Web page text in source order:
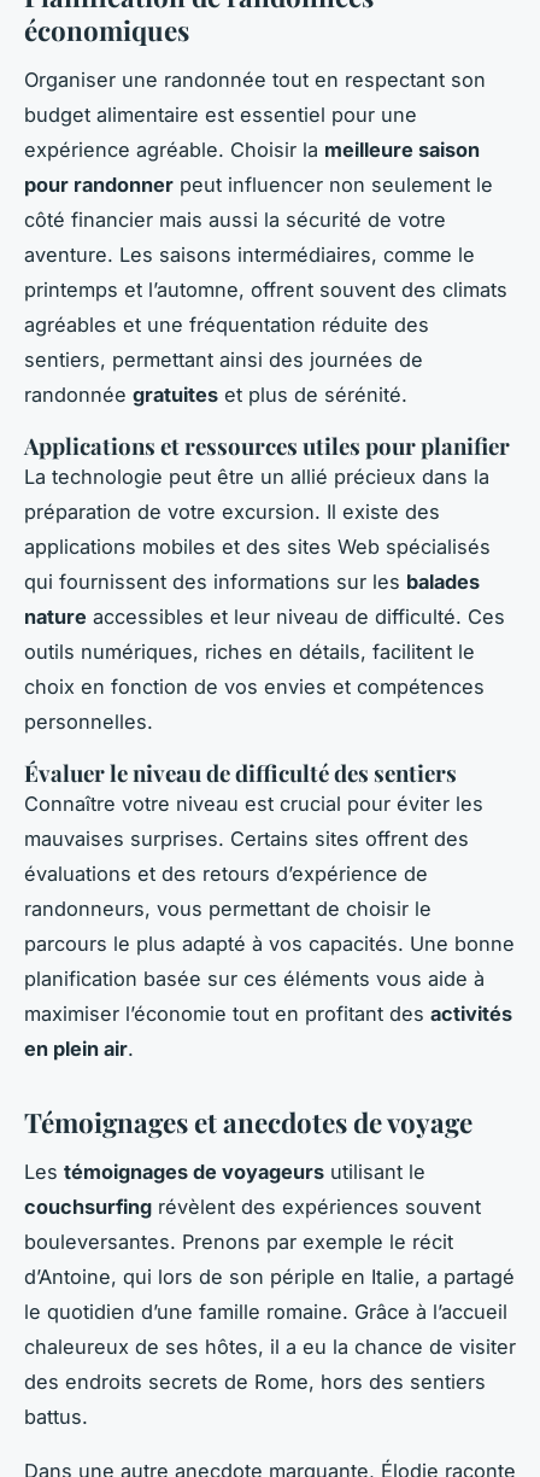
économiques
Organiser une randonnée tout en respectant son
budget alimentaire est essentiel pour une
expérience agréable. Choisir la meilleure saison
pour randonner peut influencer non seulement le
côté financier mais aussi la sécurité de votre
aventure. Les saisons intermédiaires, comme le
printemps et l’automne, offrent souvent des climats
agréables et une fréquentation réduite des
sentiers, permettant ainsi des journées de
randonnée gratuites et plus de sérénité.
Applications et ressources utiles pour planifier
La technologie peut être un allié précieux dans la
préparation de votre excursion. Il existe des
applications mobiles et des sites Web spécialisés
qui fournissent des informations sur les balades
nature accessibles et leur niveau de difficulté. Ces
outils numériques, riches en détails, facilitent le
choix en fonction de vos envies et compétences
personnelles.
Évaluer le niveau de difficulté des sentiers
Connaître votre niveau est crucial pour éviter les
mauvaises surprises. Certains sites offrent des
évaluations et des retours d’expérience de
randonneurs, vous permettant de choisir le
parcours le plus adapté à vos capacités. Une bonne
planification basée sur ces éléments vous aide à
maximiser l’économie tout en profitant des activités
en plein air.
Témoignages et anecdotes de voyage
Les témoignages de voyageurs utilisant le
couchsurfing révèlent des expériences souvent
bouleversantes. Prenons par exemple le récit
d’Antoine, qui lors de son périple en Italie, a partagé
le quotidien d’une famille romaine. Grâce à l’accueil
chaleureux de ses hôtes, il a eu la chance de visiter
des endroits secrets de Rome, hors des sentiers
battus.
Dans une autre anecdote marquante, Élodie raconte